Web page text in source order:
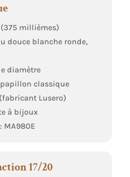
millièmes)
douce blanche ronde,
diamètre
classique
Lusero)
à bijoux
MA980E
17/20